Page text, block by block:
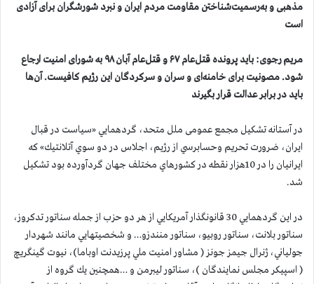
مذهبی و به‌رسمیت‌شناختن مقاومت مردم ایران و نبرد شورشگران برای آزادی
است
مریم رجوی: باید پرونده قتل‌عام ۶۷ و قتل‌عام آبان ۹۸ به شورای امنیت ارجاع
شود. مصونیت برای خامنه‌ای و سران و سرکردگان این رژیم کافیست. آن‌ها
باید در برابر عدالت قرار بگیرند
در آستانه تشکیل مجمع عمومی ملل متحد، گردهمايي «سياست در قبال
ايران، ضرورت تحريم وحسابرسي از رژيم، اجلاس در دو‌‌‌‌‌ سوي آتلانتيك» كه
ايرانيان را در 10هزار نقطه در كشورهاي مختلف جهان گردآورده بود تشكيل
شد.
در اين گردهمايي 30 قانونگذار آمريكايي از هر دو حزب از جمله سناتور تدكروز،
سناتور بلانت، سناتور روبيو، سناتور منندزو… و شخصيتهايي مانند شهردار
جولياني، ژنرال جيمز جونز ( مشاور امنيت ملي پرزيدنت اوباما)، نيوت گينگريچ
( اسپيكر مجلس نمايندگان )، سناتور ليبرمن و …همچنين يك گروه از